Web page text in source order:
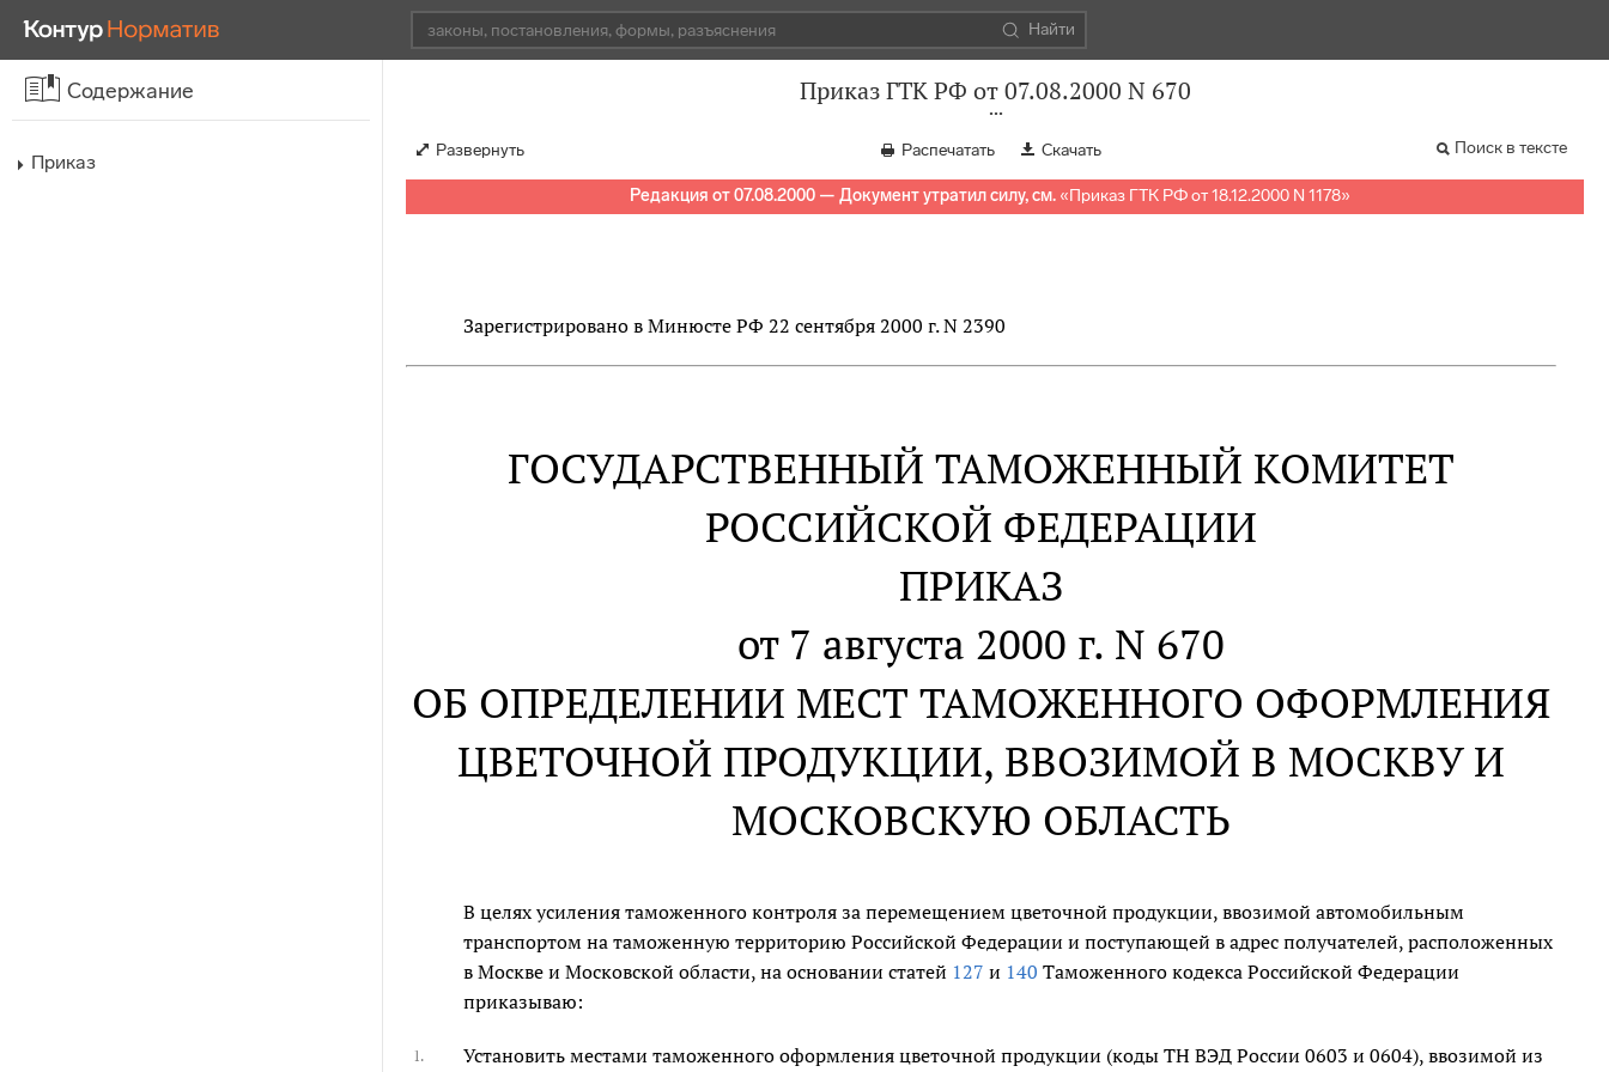
Найти
Содержание
Приказ
Приказ ГТК РФ от 07.08.2000 N 670
Развернуть Распечатать Скачать Поиск в тексте
Редакция от 07.08.2000 — Документ утратил силу, см. «Приказ ГТК РФ от 18.12.2000 N 1178»
Зарегистрировано в Минюсте РФ 22 сентября 2000 г. N 2390
ГОСУДАРСТВЕННЫЙ ТАМОЖЕННЫЙ КОМИТЕТ
РОССИЙСКОЙ ФЕДЕРАЦИИ
ПРИКАЗ
от 7 августа 2000 г. N 670
ОБ ОПРЕДЕЛЕНИИ МЕСТ ТАМОЖЕННОГО ОФОРМЛЕНИЯ
ЦВЕТОЧНОЙ ПРОДУКЦИИ, ВВОЗИМОЙ В МОСКВУ И
МОСКОВСКУЮ ОБЛАСТЬ
В целях усиления таможенного контроля за перемещением цветочной продукции, ввозимой автомобильным
транспортом на таможенную территорию Российской Федерации и поступающей в адрес получателей, расположенных
в Москве и Московской области, на основании статей 127 и 140 Таможенного кодекса Российской Федерации
приказываю:
1. Установить местами таможенного оформления цветочной продукции (коды ТН ВЭД России 0603 и 0604), ввозимой из